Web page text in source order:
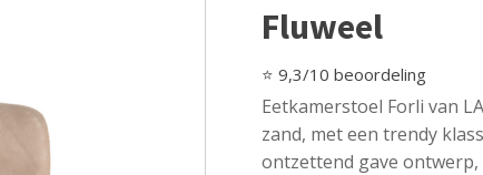
Fluweel
⭐ 9,3/10 beoordeling
Eetkamerstoel Forli van
zand, met een trendy
ontzettend gave